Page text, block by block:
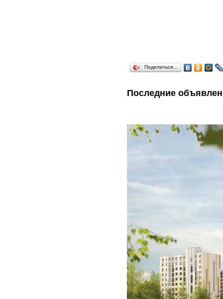
Поделиться…
Последние